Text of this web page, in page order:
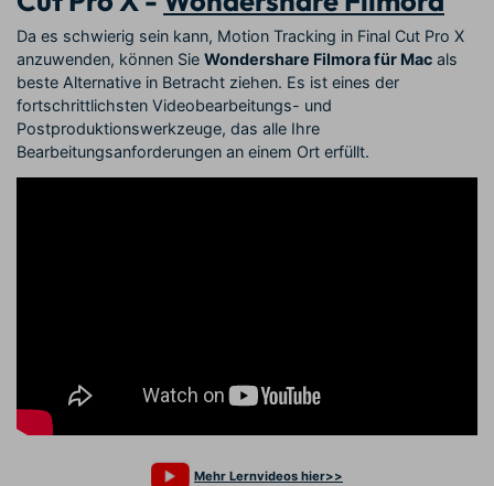
Da es schwierig sein kann, Motion Tracking in Final Cut Pro X
anzuwenden, können Sie Wondershare Filmora für Mac als
beste Alternative in Betracht ziehen. Es ist eines der
fortschrittlichsten Videobearbeitungs- und
Postproduktionswerkzeuge, das alle Ihre
Bearbeitungsanforderungen an einem Ort erfüllt.
Mehr Lernvideos hier>>